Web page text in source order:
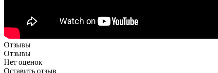
Отзывы
Отзывы
Нет оценок
Оставить отзыв